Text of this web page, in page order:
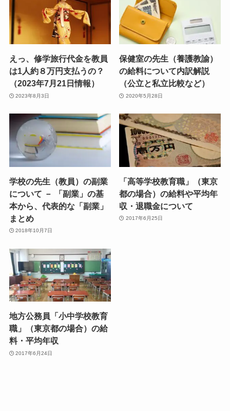
えっ、修学旅行代金を教員
は1人約８万円支払うの？
（2023年7月21日情報）
2023年8月3日
保健室の先生（養護教諭）
の給料について内訳解説
（公立と私立比較など）
2020年5月28日
学校の先生（教員）の副業
について － 「副業」の基
本から、代表的な「副業」
まとめ
2018年10月7日
「高等学校教育職」（東京
都の場合）の給料や平均年
収・退職金について
2017年6月25日
地方公務員「小中学校教育
職」（東京都の場合）の給
料・平均年収
2017年6月24日